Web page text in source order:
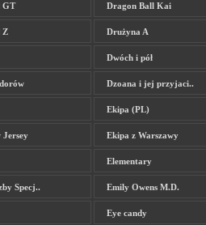
GT Dragon Ball Kai
Z Drużyna A
Dwóch i pół
Dzoana i jej przyjaci..
Ekipa (PL)
Jersey Ekipa z Warszawy
Elementary
Specj.. Emily Owens M.D.
Eye candy